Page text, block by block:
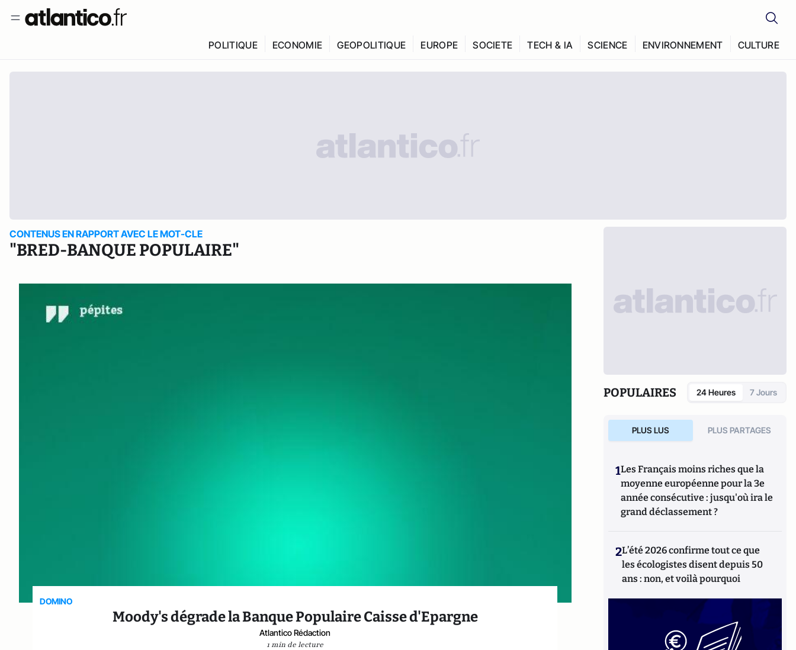
POLITIQUE ECONOMIE GEOPOLITIQUE EUROPE SOCIETE TECH & IA SCIENCE ENVIRONNEMENT CULTURE
CONTENUS EN RAPPORT AVEC LE MOT-CLE
"BRED-BANQUE POPULAIRE"
DOMINO
Moody's dégrade la Banque Populaire Caisse d'Epargne
Atlantico Rédaction
1 min de lecture
POPULAIRES 24 Heures 7 Jours
PLUS LUS PLUS PARTAGES
1Les Français moins riches que la
moyenne européenne pour la 3e
année consécutive : jusqu'où ira le
grand déclassement ?
2L’été 2026 confirme tout ce que
les écologistes disent depuis 50
ans : non, et voilà pourquoi